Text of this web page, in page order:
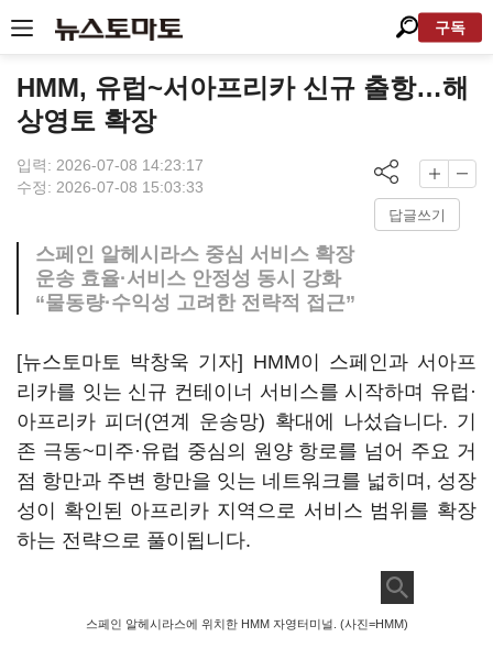
구독
HMM, 유럽~서아프리카 신규 출항…해
상영토 확장
입력: 2026-07-08 14:23:17
수정: 2026-07-08 15:03:33
답글쓰기
스페인 알헤시라스 중심 서비스 확장
운송 효율·서비스 안정성 동시 강화
“물동량·수익성 고려한 전략적 접근”
[뉴스토마토 박창욱 기자] HMM이 스페인과 서아프
리카를 잇는 신규 컨테이너 서비스를 시작하며 유럽·
아프리카 피더(연계 운송망) 확대에 나섰습니다. 기
존 극동~미주·유럽 중심의 원양 항로를 넘어 주요 거
점 항만과 주변 항만을 잇는 네트워크를 넓히며, 성장
성이 확인된 아프리카 지역으로 서비스 범위를 확장
하는 전략으로 풀이됩니다.
스페인 알헤시라스에 위치한 HMM 자영터미널. (사진=HMM)